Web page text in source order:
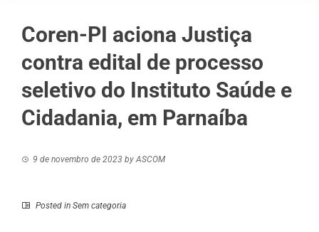
Coren-PI aciona Justiça
contra edital de processo
seletivo do Instituto Saúde e
Cidadania, em Parnaíba
9 de novembro de 2023 byASCOM
Posted in Sem categoria